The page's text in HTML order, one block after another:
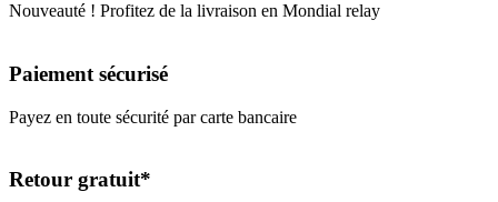
Nouveauté ! Profitez de la livraison en Mondial relay
Paiement sécurisé
Payez en toute sécurité par carte bancaire
Retour gratuit*